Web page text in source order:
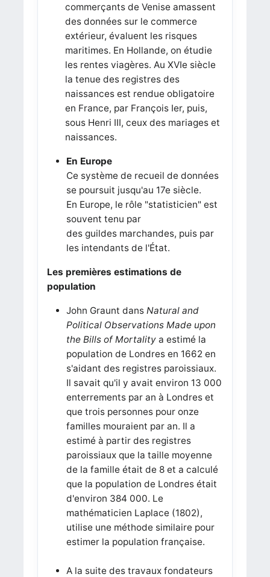
commerçants de Venise amassent
des données sur le commerce
extérieur, évaluent les risques
maritimes. En Hollande, on étudie
les rentes viagères. Au XVIe siècle
la tenue des registres des
naissances est rendue obligatoire
en France, par François Ier, puis,
sous Henri III, ceux des mariages et
naissances.
En Europe
Ce système de recueil de données
se poursuit jusqu'au 17e siècle.
En Europe, le rôle "statisticien" est
souvent tenu par
des guildes marchandes, puis par
les intendants de l'État.
Les premières estimations de
population
John Graunt dans Natural and
Political Observations Made upon
the Bills of Mortalitya estimé la
population de Londres en 1662 en
s'aidant des registres paroissiaux.
Il savait qu'il y avait environ 13 000
enterrements par an à Londres et
que trois personnes pour onze
familles mouraient par an. Il a
estimé à partir des registres
paroissiaux que la taille moyenne
de la famille était de 8 et a calculé
que la population de Londres était
d'environ 384 000. Le
mathématicien Laplace (1802),
utilise une méthode similaire pour
estimer la population française.
A la suite des travaux fondateurs